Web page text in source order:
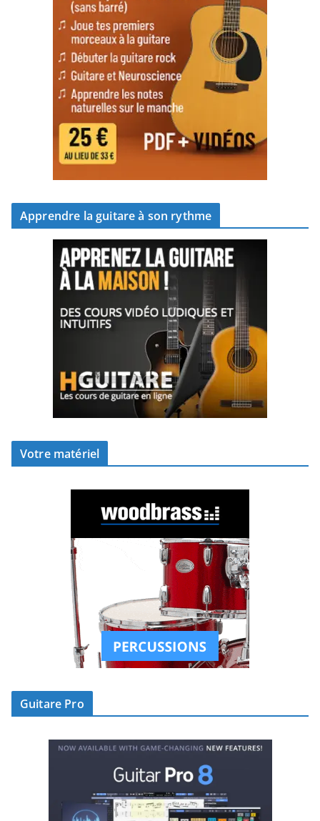
Apprendre la guitare à son rythme
Votre matériel
Guitare Pro